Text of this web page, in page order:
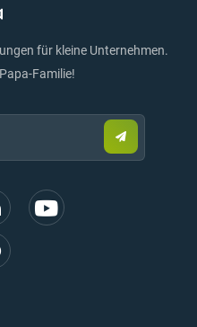
für kleine Unternehmen.
Familie!
Senden
Sie
E-